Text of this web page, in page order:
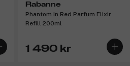
Rabanne
Phantom In Red Parfum Elixir
Refill 200ml
1 490 kr